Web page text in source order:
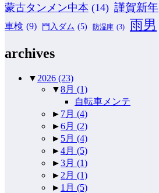
蒙古タンメン中本 (14) 謹賀新年
車検 (9) 門入ダム (5) 防湿庫 (3) 雨男
archives
▼ 2026 (23)
▼8月 (1)
自転車メンテ
► 7月 (4)
►6月 (2)
► 5月 (4)
►4月 (5)
►3月 (1)
► 2月 (1)
► 1月 (5)